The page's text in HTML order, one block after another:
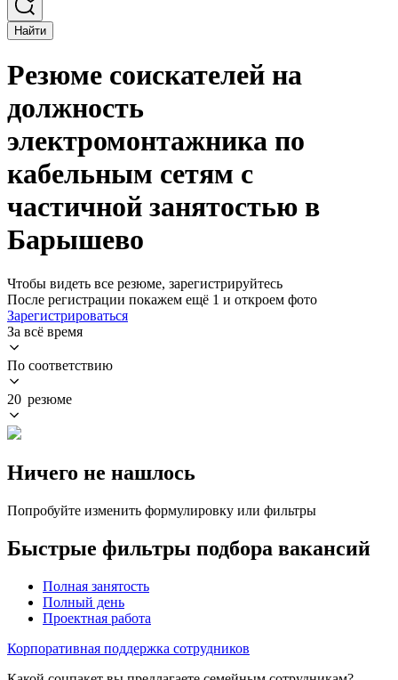
Найти
Резюме соискателей на
должность
электромонтажника по
кабельным сетям с
частичной занятостью в
Барышево
Чтобы видеть все резюме, зарегистрируйтесь
После регистрации покажем ещё 1 и откроем фото
Зарегистрироваться
За всё время
По соответствию
20 резюме
Ничего не нашлось
Попробуйте изменить формулировку или фильтры
Быстрые фильтры подбора вакансий
Полная занятость
Полный день
Проектная работа
Корпоративная поддержка сотрудников